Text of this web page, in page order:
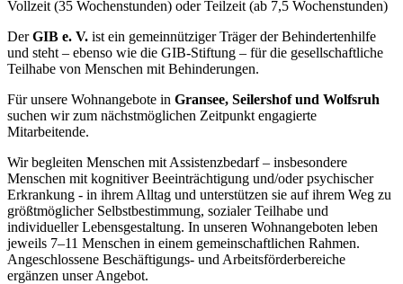
Vollzeit (35 Wochenstunden) oder Teilzeit (ab 7,5 Wochenstunden)
DerGIB e. V. ist ein gemeinnütziger Träger der Behindertenhilfe
und steht – ebenso wie die GIB-Stiftung – für die gesellschaftliche
Teilhabe von Menschen mit Behinderungen.
Für unsere Wohnangebote in Gransee, Seilershof und Wolfsruh
suchen wir zum nächstmöglichen Zeitpunkt engagierte
Mitarbeitende.
Wir begleiten Menschen mit Assistenzbedarf – insbesondere
Menschen mit kognitiver Beeinträchtigung und/oder psychischer
Erkrankung - in ihrem Alltag und unterstützen sie auf ihrem Weg zu
größtmöglicher Selbstbestimmung, sozialer Teilhabe und
individueller Lebensgestaltung. In unseren Wohnangeboten leben
jeweils 7–11 Menschen in einem gemeinschaftlichen Rahmen.
Angeschlossene Beschäftigungs- und Arbeitsförderbereiche
ergänzen unser Angebot.